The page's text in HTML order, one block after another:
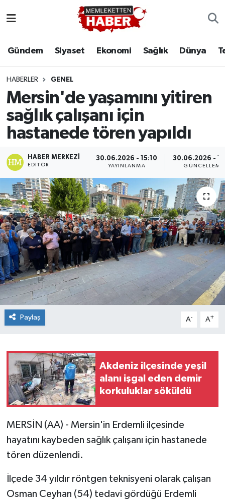
Gündem Siyaset Ekonomi Sağlık Dünya
HABERLER GENEL
Mersin'de yaşamını yitiren
sağlık çalışanı için
hastanede tören yapıldı
HABER MERKEZI
EDITÖR
30.06.2026 - 15:10
YAYINLANMA
30.06.2026 -
GÜNCELLEME
Paylaş A- A+
Akdeniz ilçesinde yeşil
alanı işgal eden demir
korkuluklar söküldü
MERSİN (AA) - Mersin'in Erdemli ilçesinde
hayatını kaybeden sağlık çalışanı için hastanede
tören düzenlendi.
İlçede 34 yıldır röntgen teknisyeni olarak çalışan
Osman Ceyhan (54) tedavi gördüğü Erdemli